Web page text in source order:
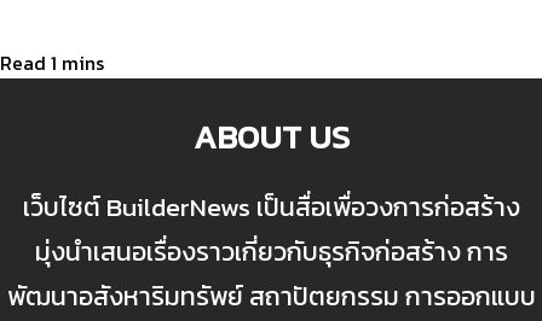
ABOUT US
เว็บไซต์ BuilderNews เป็นสื่อเพื่อวงการก่อสร้าง
มุ่งนำเสนอเรื่องราวเกี่ยวกับธุรกิจก่อสร้าง การ
พัฒนาอสังหาริมทรัพย์ สถาปัตยกรรม การออกแบบ